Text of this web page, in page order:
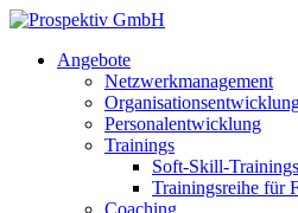
Angebote
Netzwerkmanagement
Personalentwicklung
Trainings
Soft-Skill-Trainings
Trainingsreihe für
Coaching